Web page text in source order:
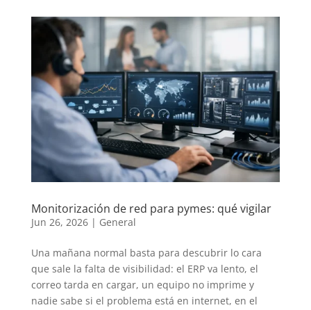
Monitorización de red para pymes: qué vigilar
Jun 26, 2026| General
Una mañana normal basta para descubrir lo cara
que sale la falta de visibilidad: el ERP va lento, el
correo tarda en cargar, un equipo no imprime y
nadie sabe si el problema está en internet, en el